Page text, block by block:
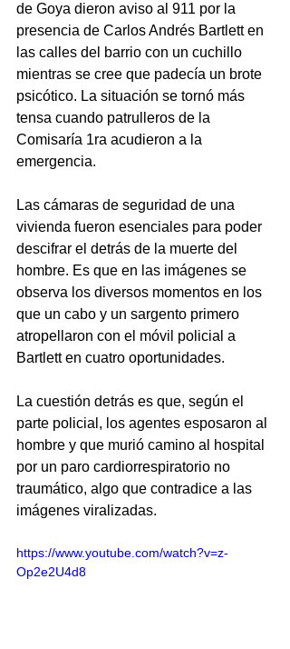
de Goya dieron aviso al 911 por la
presencia de Carlos Andrés Bartlett en
las calles del barrio con un cuchillo
mientras se cree que padecía un brote
psicótico. La situación se tornó más
tensa cuando patrulleros de la
Comisaría 1ra acudieron a la
emergencia.
Las cámaras de seguridad de una
vivienda fueron esenciales para poder
descifrar el detrás de la muerte del
hombre. Es que en las imágenes se
observa los diversos momentos en los
que un cabo y un sargento primero
atropellaron con el móvil policial a
Bartlett en cuatro oportunidades.
La cuestión detrás es que, según el
parte policial, los agentes esposaron al
hombre y que murió camino al hospital
por un paro cardiorrespiratorio no
traumático, algo que contradice a las
imágenes viralizadas.
https://www.youtube.com/watch?v=z-
Op2e2U4d8